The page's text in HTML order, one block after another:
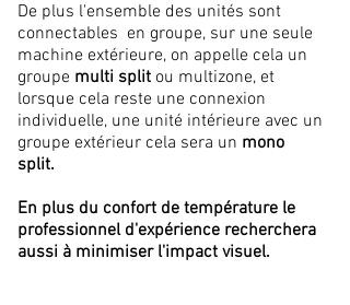
De plus l'ensemble des unités sont
connectables en groupe, sur une seule
machine extérieure, on appelle cela un
groupe multi split ou multizone, et
lorsque cela reste une connexion
individuelle, une unité intérieure avec un
groupe extérieur cela sera un mono
split.
En plus du confort de température le
professionnel d'expérience recherchera
aussi à minimiser l'impact visuel.